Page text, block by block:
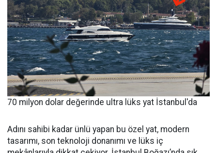
70 milyon dolar değerinde ultra lüks yat İstanbul'da
Adını sahibi kadar ünlü yapan bu özel yat, modern
tasarımı, son teknoloji donanımı ve lüks iç